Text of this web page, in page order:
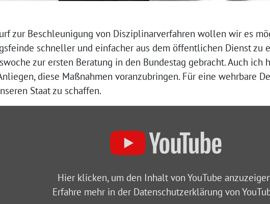
zur Beschleunigung von Disziplinarverfahren wollen wir es
schneller und einfacher aus dem öffentlichen Dienst zu
zur ersten Beratung in den Bundestag gebracht. Auch ich
diese Maßnahmen voranzubringen. Für eine wehrbare
Staat zu schaffen.
Hier klicken, um den Inhalt von YouTube
Erfahre mehr in der Datenschutzerklärung von